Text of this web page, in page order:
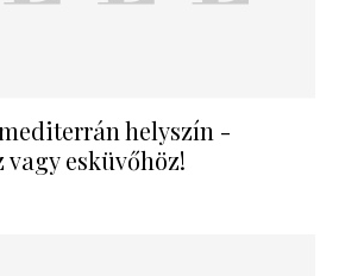
helyszín -
esküvőhöz!